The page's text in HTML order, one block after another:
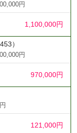
円
1,100,000円
）
円
970,000円
121,000円